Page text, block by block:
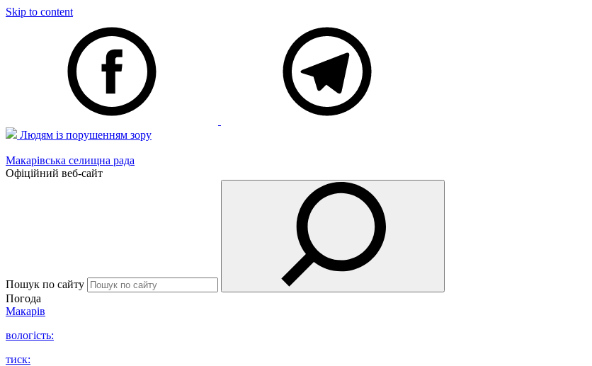
Skip to content
Людям із порушенням зору
Макарівська селищна рада
Офіційний веб-сайт
Пошук по сайту
Погода
Макарів
вологість:
тиск: